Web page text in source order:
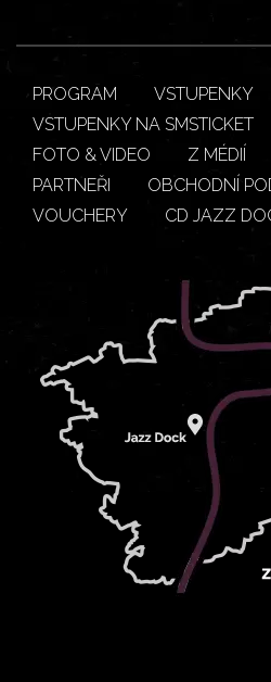
PROGRAM
VSTUPENKY
VSTUPENKY NA SMSTICKET
FOTO & VIDEO
Z MÉDIÍ
PARTNEŘI
OBCHODNÍ
VOUCHERY
CD JAZZ